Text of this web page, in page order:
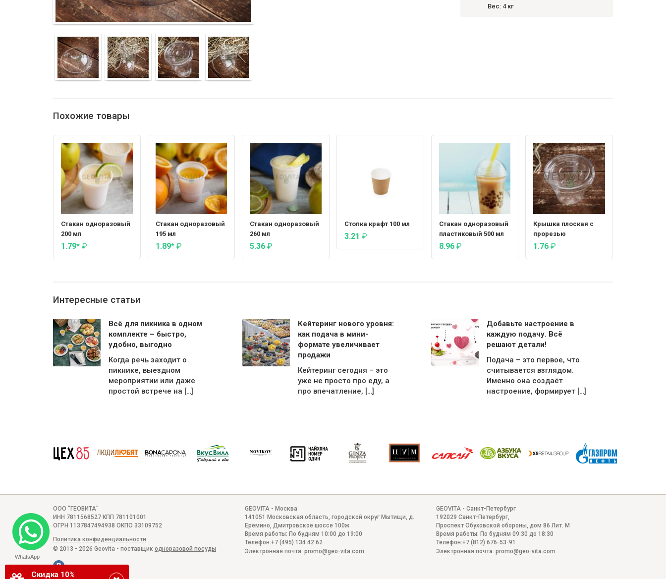
Вес: 4 кг
Похожие товары
Стакан одноразовый
200 мл
1.79* ₽
Стакан одноразовый
195 мл
1.89* ₽
Стакан одноразовый
260 мл
5.36₽
Стопка крафт 100 мл
3.21 ₽
Стакан одноразовый
пластиковый 500 мл
8.96 ₽
Крышка плоская с
прорезью
1.76₽
Интересные статьи
Всё для пикника в одном
комплекте – быстро,
удобно, выгодно
Когда речь заходит о
пикнике, выездном
мероприятии или даже
простой встрече на […]
Кейтеринг нового уровня:
как подача в мини-
формате увеличивает
продажи
Кейтеринг сегодня – это
уже не просто про еду, а
про впечатление, […]
Добавьте настроение в
каждую подачу. Всё
решают детали!
Подача – это первое, что
считывается взглядом.
Именно она создаёт
настроение, формирует […]
Скидка 10%
ООО "ГЕОВИТА"
ИНН 7811568527 КПП 781101001
ОГРН 1137847494938 ОКПО 33109752
Политика конфиденциальности
© 2013 - 2026 Geovita - поставщик одноразовой посуды
GEOVITA - Москва
141051 Московская область, городской округ Мытищи, д.
Ерёмино Дмитровское шоссе 100ж
Время работы: По будням 10:00 до 19:00
Телефон:+7 (495) 134 42 62
Электронная почта: promo@geo-vita.com
GEOVITA - Санкт-Петербург
192029 Санкт-Петербург
Проспект Обуховской обороны, дом 86 Лит. М
Время работы:По будням 09:30 до 18:30
Телефон:+7 (812) 676-53-91
Электронная почта:promo@geo-vita.com
WhatsApp